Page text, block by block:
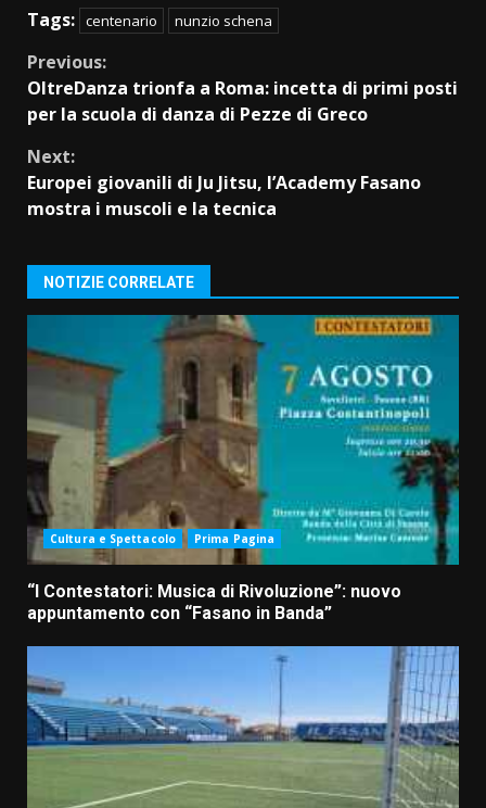
Tags: centenario nunzio schena
Continue
Reading
Previous:
OltreDanza trionfa a Roma: incetta di primi posti
per la scuola di danza di Pezze di Greco
Next:
Europei giovanili di Ju Jitsu, l’Academy Fasano
mostra i muscoli e la tecnica
NOTIZIE CORRELATE
Cultura e Spettacolo Prima Pagina
“I Contestatori: Musica di Rivoluzione”: nuovo
appuntamento con “Fasano in Banda”